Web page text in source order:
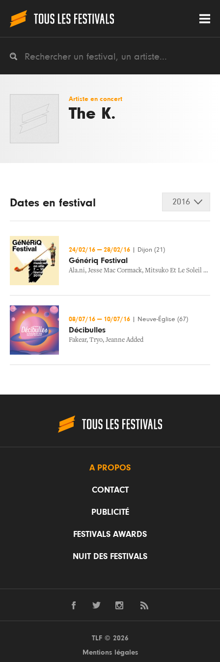
Artiste en concert
The K.
Dates en festival 2016
24/02/16 — 28/02/16 Dijon (21)
Génériq Festival
Ala.ni, Jesse Mac Cormack, Mitsuko Et Le Soleil Englouti
08/07/16 — 10/07/16 Neuve-Église (67)
Décibulles
Fakear, Tryo, Jeanne Added
A PROPOS
CONTACT
PUBLICITÉ
FESTIVALS AWARDS
NUIT DES FESTIVALS
TLF © 2026
Mentions légales